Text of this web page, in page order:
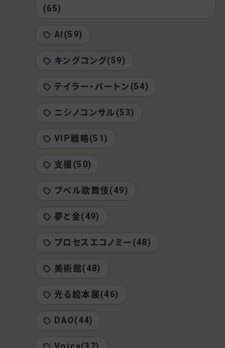
(65)
AI(59)
キングコング(59)
テイラー・バートン(54)
ニシノコンサル(53)
VIP戦略(51)
支援(50)
プペル歌舞伎(49)
夢と金(49)
プロセスエコノミー(48)
美術館(48)
光る絵本展(46)
DAO(44)